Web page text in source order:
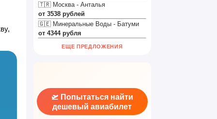
🇹🇷 Москва - Анталья
от 3538 рублей
🇬🇪 Минеральные Воды - Батуми
от 4344 рубля
ЕЩЕ ПРЕДЛОЖЕНИЯ
🛫 Попытаться найти
дешевый авиабилет